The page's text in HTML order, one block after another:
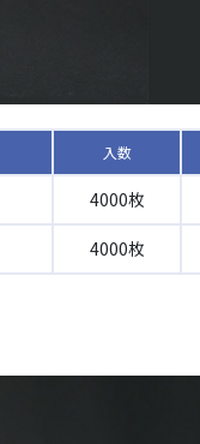
入数
4000枚
4000枚